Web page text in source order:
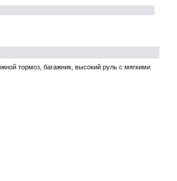
тормоз, багажник, высокий руль с мягкими